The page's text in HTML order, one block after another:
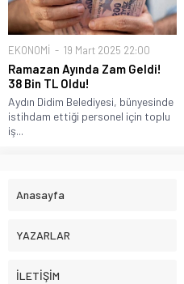
EKONOMİ 19 Mart 2025 22:00
Ramazan Ayında Zam Geldi!
38 Bin TL Oldu!
Aydın Didim Belediyesi, bünyesinde
istihdam ettiği personel için toplu
iş...
Anasayfa
YAZARLAR
İLETİŞİM